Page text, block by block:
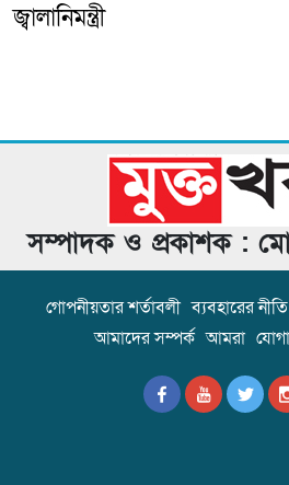
জ্বালানিমন্ত্রী
সম্পাদক ও প্রকাশক :
গোপনীয়তার শর্তাবলী ব্যবহারের নীতি
আমাদের সম্পর্ক আমরা